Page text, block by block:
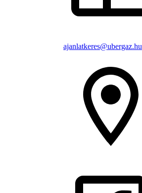
ajanlatkeres@ubergaz.hu